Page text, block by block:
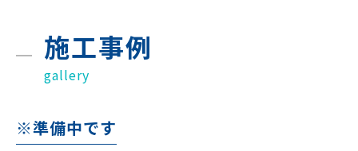
施工事例
gallery
※準備中です